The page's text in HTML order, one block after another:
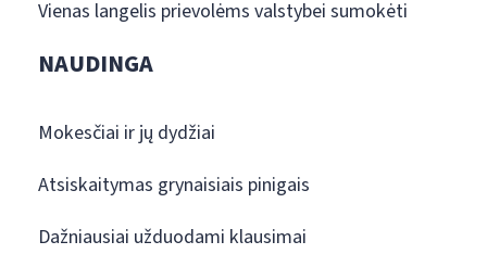
Vienas langelis prievolėms valstybei sumokėti
NAUDINGA
Mokesčiai ir jų dydžiai
Atsiskaitymas grynaisiais pinigais
Dažniausiai užduodami klausimai